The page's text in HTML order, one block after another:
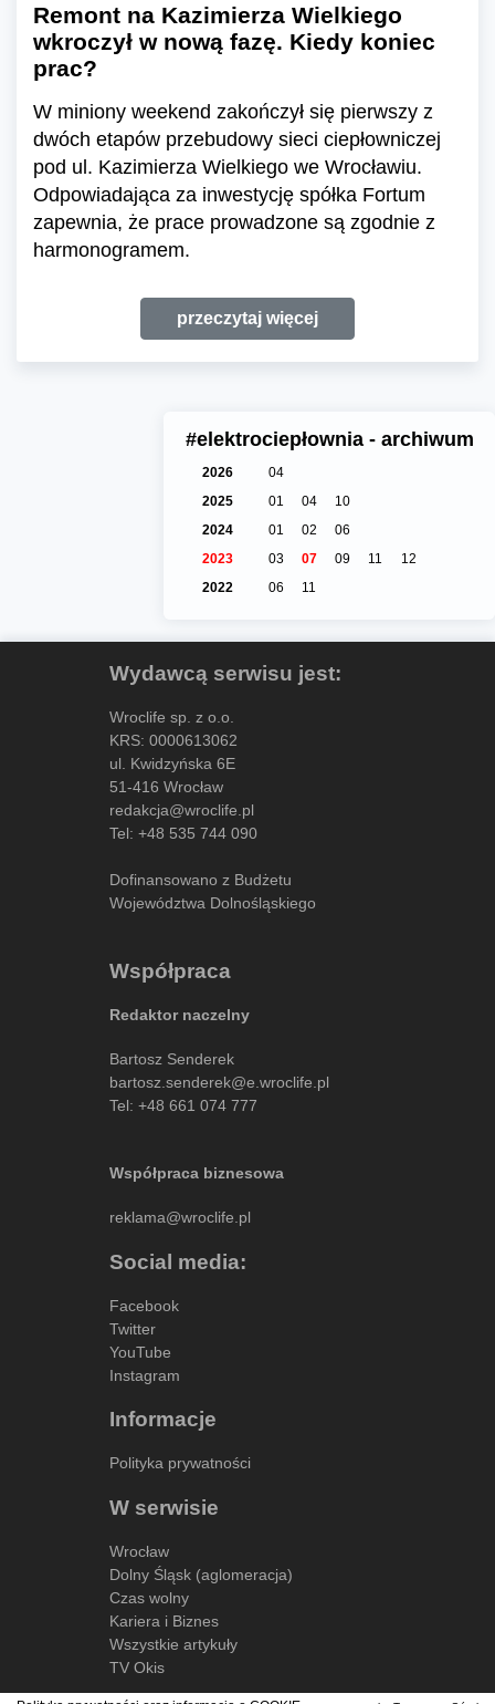
Remont na Kazimierza Wielkiego
wkroczył w nową fazę. Kiedy koniec
prac?
W miniony weekend zakończył się pierwszy z
dwóch etapów przebudowy sieci ciepłowniczej
pod ul. Kazimierza Wielkiego we Wrocławiu.
Odpowiadająca za inwestycję spółka Fortum
zapewnia, że prace prowadzone są zgodnie z
harmonogramem.
przeczytaj więcej
#elektrociepłownia - archiwum
2026
04
2025
01 04
10
2024
01 02
06
2023
03 07 09 11
12
2022
06 11
Wydawcą serwisu jest:
Wroclife sp. z o.o.
KRS: 0000613062
ul. Kwidzyńska 6E
51-416 Wrocław
redakcja@wroclife.pl
Tel: +48 535 744 090
Dofinansowano z Budżetu
Województwa Dolnośląskiego
Współpraca
Redaktor naczelny
Bartosz Senderek
bartosz.senderek@e.wroclife.pl
Tel: +48 661 074 777
Współpraca biznesowa
reklama@wroclife.pl
Social media:
Facebook
Twitter
YouTube
Instagram
Informacje
Polityka prywatności
W serwisie
Wrocław
Dolny Śląsk (aglomeracja)
Czas wolny
Kariera i Biznes
Wszystkie artykuły
TV Okis